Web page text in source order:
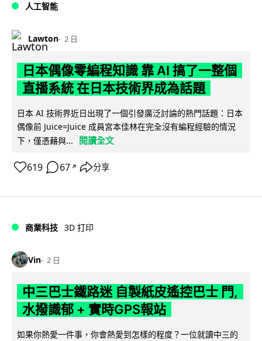
人工智能
Lawton 2 日
日本偶像零編程知識 靠 AI 搞了一整個
直播系統 在日本技術界成為話題
日本 AI 技術界近日出現了一個引發廣泛討論的熱門話題：日本
偶像前 Juice=Juice 成員宮本佳林在完全沒有編程經驗的情況
下，僅憑藉與...
閱讀全文
619 67 ↗ 分享
商業科技 3D 打印
Vin 2 日
中三巴士鐵路迷 自製紙皮遙控巴士 門,
水撥識郁 + 實時GPS報站
如果你熱愛一件事，你會熱愛到怎樣的程度？一位就讀中三的